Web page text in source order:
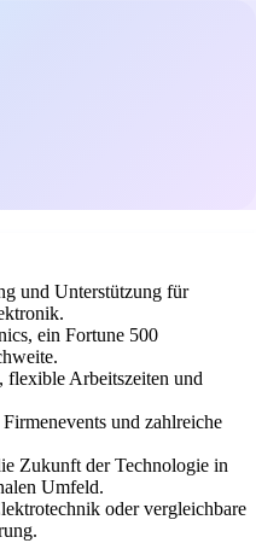
und Unterstützung für
ein Fortune 500
flexible Arbeitszeiten und
und zahlreiche
Zukunft der Technologie in
Umfeld.
oder vergleichbare